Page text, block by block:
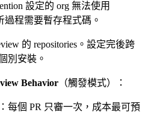
設定的 org 無法使用
過程需要暫存程式碼。
的 repositories。設定完後跨
別安裝。
Behavior （觸發模式）：
：每個 PR 只審一次，成本最可預